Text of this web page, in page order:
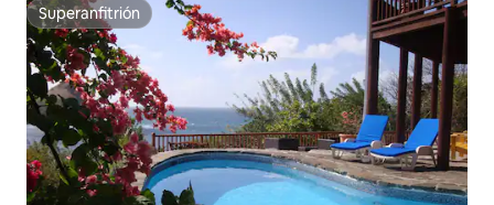
Superanfitrión
Superanfitrión